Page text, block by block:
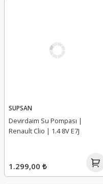
SUPSAN
Devirdaim Su Pompası |
Renault Clio | 1.4 8V E7J
1.299,00 ₺